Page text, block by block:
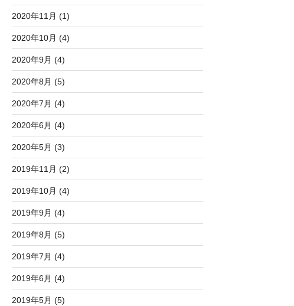
2020年11月 (1)
2020年10月 (4)
2020年9月 (4)
2020年8月 (5)
2020年7月 (4)
2020年6月 (4)
2020年5月 (3)
2019年11月 (2)
2019年10月 (4)
2019年9月 (4)
2019年8月 (5)
2019年7月 (4)
2019年6月 (4)
2019年5月 (5)